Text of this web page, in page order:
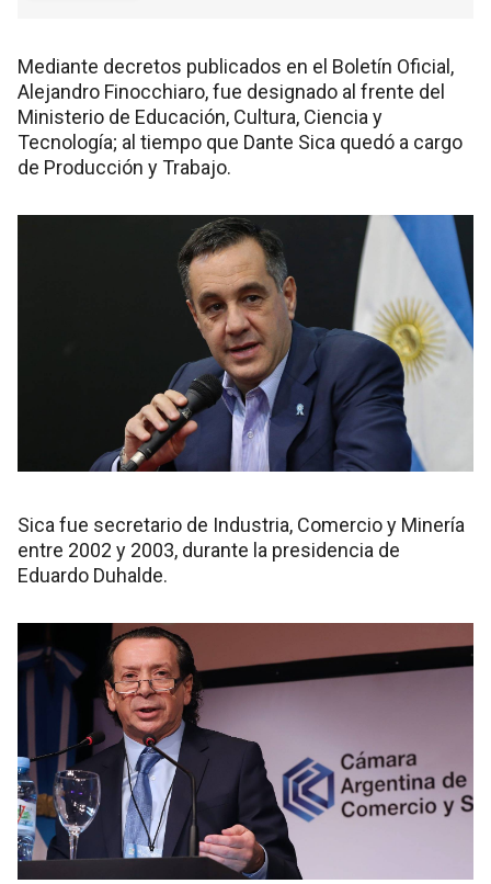
Mediante decretos publicados en el Boletín Oficial,
Alejandro Finocchiaro, fue designado al frente del
Ministerio de Educación, Cultura, Ciencia y
Tecnología; al tiempo que Dante Sica quedó a cargo
de Producción y Trabajo.
Sica fue secretario de Industria, Comercio y Minería
entre 2002 y 2003, durante la presidencia de
Eduardo Duhalde.